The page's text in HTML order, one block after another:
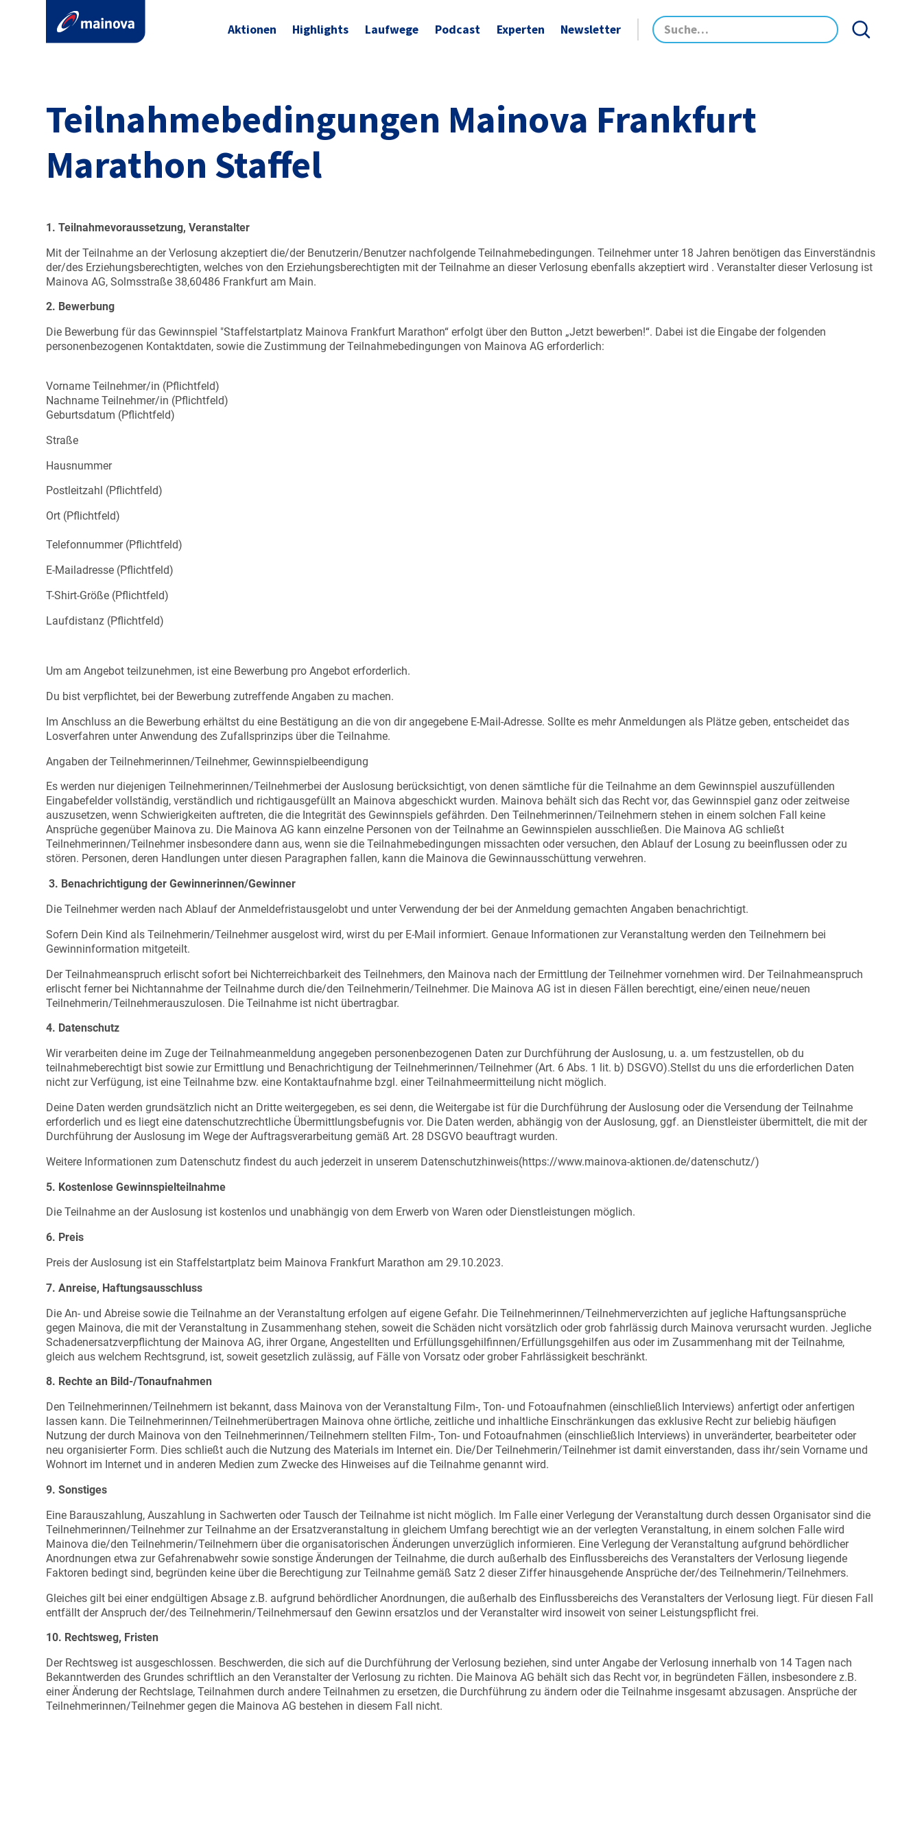
Aktionen Highlights Laufwege Podcast Experten Newsletter
Teilnahmebedingungen Mainova Frankfurt
Marathon Staffel
1. Teilnahmevoraussetzung, Veranstalter
Mit der Teilnahme an der Verlosung akzeptiert die/der Benutzerin/Benutzer nachfolgende Teilnahmebedingungen. Teilnehmer unter 18 Jahren benötigen das Einverständnis
der/des Erziehungsberechtigten, welches von den Erziehungsberechtigten mit der Teilnahme an dieser Verlosung ebenfalls akzeptiert wird . Veranstalter dieser Verlosung ist
Mainova AG, Solmsstraße 38,60486 Frankfurt am Main.
2. Bewerbung
Die Bewerbung für das Gewinnspiel "Staffelstartplatz Mainova Frankfurt Marathon“ erfolgt über den Button „Jetzt bewerben!“. Dabei ist die Eingabe der folgenden
personenbezogenen Kontaktdaten, sowie die Zustimmung der Teilnahmebedingungen von Mainova AG erforderlich:
Vorname Teilnehmer/in (Pflichtfeld)
Nachname Teilnehmer/in (Pflichtfeld)
Geburtsdatum (Pflichtfeld)
Straße
Hausnummer
Postleitzahl (Pflichtfeld)
Ort (Pflichtfeld)
Telefonnummer (Pflichtfeld)
E-Mailadresse (Pflichtfeld)
T-Shirt-Größe (Pflichtfeld)
Laufdistanz (Pflichtfeld)
Um am Angebot teilzunehmen, ist eine Bewerbung pro Angebot erforderlich.
Du bist verpflichtet, bei der Bewerbung zutreffende Angaben zu machen.
Im Anschluss an die Bewerbung erhältst du eine Bestätigung an die von dir angegebene E-Mail-Adresse. Sollte es mehr Anmeldungen als Plätze geben, entscheidet das
Losverfahren unter Anwendung des Zufallsprinzips über die Teilnahme.
Angaben der Teilnehmerinnen/Teilnehmer, Gewinnspielbeendigung
Es werden nur diejenigen Teilnehmerinnen/Teilnehmerbei der Auslosung berücksichtigt, von denen sämtliche für die Teilnahme an dem Gewinnspiel auszufüllenden
Eingabefelder vollständig, verständlich und richtigausgefüllt an Mainova abgeschickt wurden. Mainova behält sich das Recht vor, das Gewinnspiel ganz oder zeitweise
auszusetzen, wenn Schwierigkeiten auftreten, die die Integrität des Gewinnspiels gefährden. Den Teilnehmerinnen/Teilnehmern stehen in einem solchen Fall keine
Ansprüche gegenüber Mainova zu. Die Mainova AG kann einzelne Personen von der Teilnahme an Gewinnspielen ausschließen. Die Mainova AG schließt
Teilnehmerinnen/Teilnehmer insbesondere dann aus, wenn sie die Teilnahmebedingungen missachten oder versuchen, den Ablauf der Losung zu beeinflussen oder zu
stören. Personen, deren Handlungen unter diesen Paragraphen fallen, kann die Mainova die Gewinnausschüttung verwehren.
3. Benachrichtigung der Gewinnerinnen/Gewinner
Die Teilnehmer werden nach Ablauf der Anmeldefristausgelobt und unter Verwendung der bei der Anmeldung gemachten Angaben benachrichtigt.
Sofern Dein Kind als Teilnehmerin/Teilnehmer ausgelost wird, wirst du per E-Mail informiert. Genaue Informationen zur Veranstaltung werden den Teilnehmern bei
Gewinninformation mitgeteilt.
Der Teilnahmeanspruch erlischt sofort bei Nichterreichbarkeit des Teilnehmers, den Mainova nach der Ermittlung der Teilnehmer vornehmen wird. Der Teilnahmeanspruch
erlischt ferner bei Nichtannahme der Teilnahme durch die/den Teilnehmerin/Teilnehmer. Die Mainova AG ist in diesen Fällen berechtigt, eine/einen neue/neuen
Teilnehmerin/Teilnehmerauszulosen. Die Teilnahme ist nicht übertragbar.
4. Datenschutz
Wir verarbeiten deine im Zuge der Teilnahmeanmeldung angegeben personenbezogenen Daten zur Durchführung der Auslosung, u. a. um festzustellen, ob du
teilnahmeberechtigt bist sowie zur Ermittlung und Benachrichtigung der Teilnehmerinnen/Teilnehmer (Art. 6 Abs. 1 lit. b) DSGVO).Stellst du uns die erforderlichen Daten
nicht zur Verfügung, ist eine Teilnahme bzw. eine Kontaktaufnahme bzgl. einer Teilnahmeermitteilung nicht möglich.
Deine Daten werden grundsätzlich nicht an Dritte weitergegeben, es sei denn, die Weitergabe ist für die Durchführung der Auslosung oder die Versendung der Teilnahme
erforderlich und es liegt eine datenschutzrechtliche Übermittlungsbefugnis vor. Die Daten werden, abhängig von der Auslosung, ggf. an Dienstleister übermittelt, die mit der
Durchführung der Auslosung im Wege der Auftragsverarbeitung gemäß Art. 28 DSGVO beauftragt wurden.
Weitere Informationen zum Datenschutz findest du auch jederzeit in unserem Datenschutzhinweis(https://www.mainova-aktionen.de/datenschutz/)
5. Kostenlose Gewinnspielteilnahme
Die Teilnahme an der Auslosung ist kostenlos und unabhängig von dem Erwerb von Waren oder Dienstleistungen möglich.
6. Preis
Preis der Auslosung ist ein Staffelstartplatz beim Mainova Frankfurt Marathon am 29.10.2023.
7. Anreise, Haftungsausschluss
Die An- und Abreise sowie die Teilnahme an der Veranstaltung erfolgen auf eigene Gefahr. Die Teilnehmerinnen/Teilnehmerverzichten auf jegliche Haftungsansprüche
gegen Mainova, die mit der Veranstaltung in Zusammenhang stehen, soweit die Schäden nicht vorsätzlich oder grob fahrlässig durch Mainova verursacht wurden. Jegliche
Schadenersatzverpflichtung der Mainova AG, ihrer Organe, Angestellten und Erfüllungsgehilfinnen/Erfüllungsgehilfen aus oder im Zusammenhang mit der Teilnahme,
gleich aus welchem Rechtsgrund, ist, soweit gesetzlich zulässig, auf Fälle von Vorsatz oder grober Fahrlässigkeit beschränkt.
8. Rechte an Bild-/Tonaufnahmen
Den Teilnehmerinnen/Teilnehmern ist bekannt, dass Mainova von der Veranstaltung Film-, Ton- und Fotoaufnahmen (einschließlich Interviews) anfertigt oder anfertigen
lassen kann. Die Teilnehmerinnen/Teilnehmerübertragen Mainova ohne örtliche, zeitliche und inhaltliche Einschränkungen das exklusive Recht zur beliebig häufigen
Nutzung der durch Mainova von den Teilnehmerinnen/Teilnehmern stellten Film-, Ton- und Fotoaufnahmen (einschließlich Interviews) in unveränderter, bearbeiteter oder
neu organisierter Form. Dies schließt auch die Nutzung des Materials im Internet ein. Die/Der Teilnehmerin/Teilnehmer ist damit einverstanden, dass ihr/sein Vorname und
Wohnort im Internet und in anderen Medien zum Zwecke des Hinweises auf die Teilnahme genannt wird.
9. Sonstiges
Eine Barauszahlung, Auszahlung in Sachwerten oder Tausch der Teilnahme ist nicht möglich. Im Falle einer Verlegung der Veranstaltung durch dessen Organisator sind die
Teilnehmerinnen/Teilnehmer zur Teilnahme an der Ersatzveranstaltung in gleichem Umfang berechtigt wie an der verlegten Veranstaltung, in einem solchen Falle wird
Mainova die/den Teilnehmerin/Teilnehmern über die organisatorischen Änderungen unverzüglich informieren. Eine Verlegung der Veranstaltung aufgrund behördlicher
Anordnungen etwa zur Gefahrenabwehr sowie sonstige Änderungen der Teilnahme, die durch außerhalb des Einflussbereichs des Veranstalters der Verlosung liegende
Faktoren bedingt sind, begründen keine über die Berechtigung zur Teilnahme gemäß Satz 2 dieser Ziffer hinausgehende Ansprüche der/des Teilnehmerin/Teilnehmers.
Gleiches gilt bei einer endgültigen Absage z.B. aufgrund behördlicher Anordnungen, die außerhalb des Einflussbereichs des Veranstalters der Verlosung liegt. Für diesen Fall
entfällt der Anspruch der/des Teilnehmerin/Teilnehmersauf den Gewinn ersatzlos und der Veranstalter wird insoweit von seiner Leistungspflicht frei.
10. Rechtsweg, Fristen
Der Rechtsweg ist ausgeschlossen. Beschwerden, die sich auf die Durchführung der Verlosung beziehen, sind unter Angabe der Verlosung innerhalb von 14 Tagen nach
Bekanntwerden des Grundes schriftlich an den Veranstalter der Verlosung zu richten. Die Mainova AG behält sich das Recht vor, in begründeten Fällen, insbesondere z.B.
einer Änderung der Rechtslage, Teilnahmen durch andere Teilnahmen zu ersetzen, die Durchführung zu ändern oder die Teilnahme insgesamt abzusagen. Ansprüche der
Teilnehmerinnen/Teilnehmer gegen die Mainova AG bestehen in diesem Fall nicht.